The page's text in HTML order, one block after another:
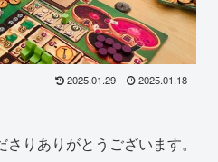
2025.01.29 2025.01.18
りありがとうございます。